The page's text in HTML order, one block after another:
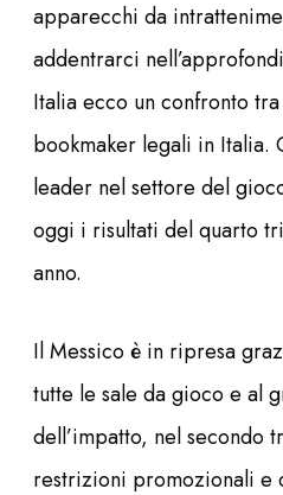
apparecchi da
addentrarci
Italia ecco un confronto
bookmaker legali in Italia.
leader nel settore del
oggi i risultati del quarto
anno.
Il Messico è in ripresa
tutte le sale da gioco e al
dell’impatto, nel secondo
restrizioni promozionali e